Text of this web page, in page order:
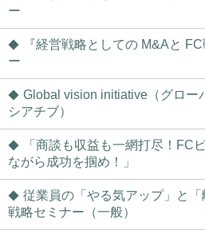
ー
『経営戦略としての M&Aと
ー
Global vision initiative（グロー
シアチブ）
「商談も収益も一網打尽！FC
ながら成功を掴め！」
従業員の「やる気アップ」と
戦略セミナー（一般）